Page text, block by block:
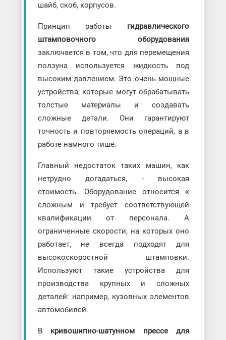
шайб, скоб, корпусов.
Принцип работы гидравлического
штамповочного оборудования
заключается в том, что для перемещения
ползуна используется жидкость под
высоким давлением. Это очень мощные
устройства, которые могут обрабатывать
толстые материалы и создавать
сложные детали. Они гарантируют
точность и повторяемость операций, а в
работе намного тише.
Главный недостаток таких машин, как
нетрудно догадаться, - высокая
стоимость. Оборудование относится к
сложным и требует соответствующей
квалификации от персонала. А
ограниченные скорости, на которых оно
работает, не всегда подходят для
высокоскоростной штамповки.
Используют такие устройства для
производства крупных и сложных
деталей: например, кузовных элементов
автомобилей.
Вкривошипно-шатунном прессе для